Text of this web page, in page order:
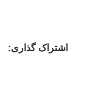
اشتراک گذاری: